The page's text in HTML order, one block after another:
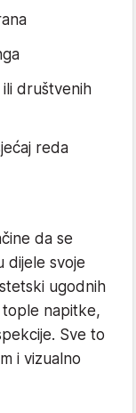
društvenih
reda
da se
dijele svoje
ugodnih
napitke,
Sve to
i vizualno